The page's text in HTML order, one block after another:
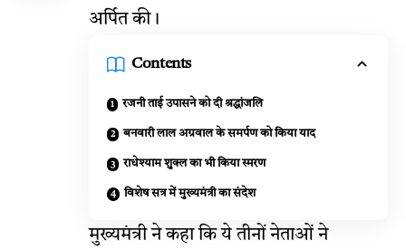
अर्पित की।
Contents
रजनी ताई उपासने को दी श्रद्धांजलि
बनवारी लाल अग्रवाल के समर्पण को किया याद
राधेश्याम शुक्ल का भी किया स्मरण
विशेष सत्र में मुख्यमंत्री का संदेश
मुख्यमंत्री ने कहा कि ये तीनों नेताओं ने